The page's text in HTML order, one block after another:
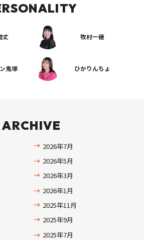
丈 牧村一穂
鬼塚 ひかりんちょ
ARCHIVE
2026年7月
2026年5月
2026年3月
2026年1月
2025年11月
2025年9月
2025年7月